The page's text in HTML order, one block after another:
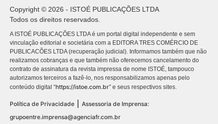
Copyright © 2026 - ISTOÉ PUBLICAÇÕES LTDA
Todos os direitos reservados.
A ISTOÉ PUBLICAÇÕES LTDA é um portal digital independente e sem
vinculação editorial e societária com a EDITORA TRES COMÉRCIO DE
PUBLICACÕES LTDA (recuperação judicial). Informamos também que não
realizamos cobranças e que também não oferecemos cancelamento do
contrato de assinatura da revista impressa de nome ISTOÉ, tampouco
autorizamos terceiros a fazê-lo, nos responsabilizamos apenas pelo
conteúdo digital “https://istoe.com.br” e seus respectivos sites.
Política de Privacidade
Assessoria de Imprensa:
grupoentre.imprensa@agenciafr.com.br